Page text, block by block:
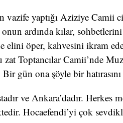
vazife yaptığı Aziziye Camii
onun ardında kılar,
elini öper, kahvesini ikram
zat Toptancılar Camii’nde
gün ona şöyle bir hatırasını
ve Ankara’dadır. Herkes
Hocaefendi’yi çok